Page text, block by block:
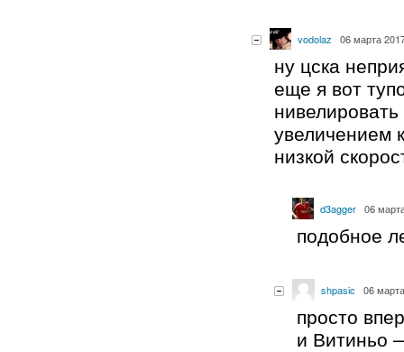
vodolaz 06 марта
ну цска
еще я вот
увеличением
низкой
d3agger 06
подобное
shpasic 06
просто
и Витиньо